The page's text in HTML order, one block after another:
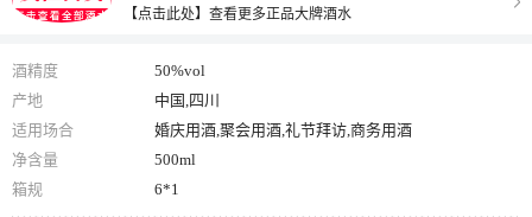
【点击此处】查看更多正品大牌酒水
酒精度
50%vol
产地
中国,四川
适用场合
婚庆用酒,聚会用酒,礼节拜访,商务用酒
净含量
500ml
箱规
6*1